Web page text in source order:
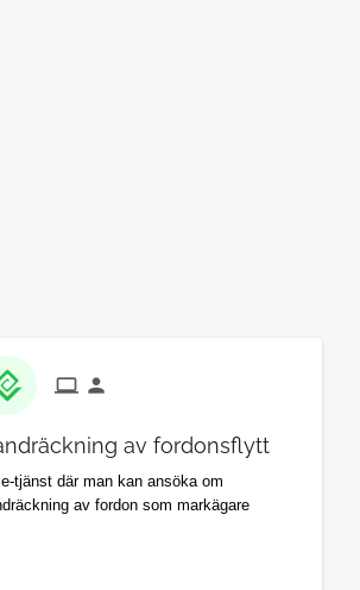
av fordonsflytt
tjänst där man kan ansöka om
av fordon som markägare